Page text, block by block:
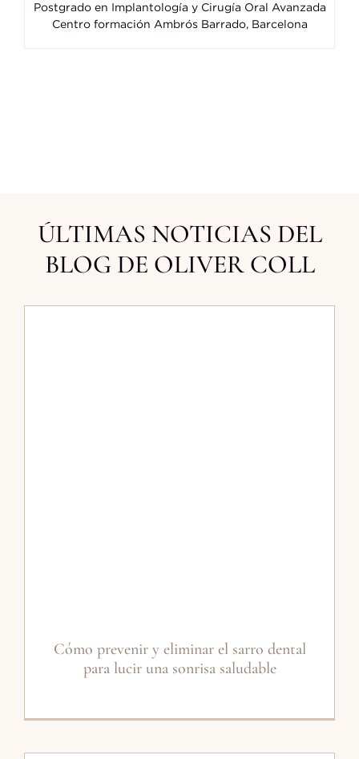
Postgrado en Implantología y Cirugía Oral Avanzada
Centro formación Ambrós Barrado, Barcelona
ÚLTIMAS NOTICIAS DEL
BLOG DE OLIVER COLL
Cómo prevenir y eliminar el sarro dental
para lucir una sonrisa saludable